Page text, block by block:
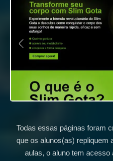
Todas essas páginas foram
que os alunos(as) repliquem
aulas, o aluno tem acesso